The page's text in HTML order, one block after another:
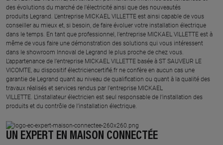
des évolutions du marché de l'électricité ainsi que des nouveautés
produits Legrand. L’entreprise MICKAEL VILLETTE est ainsi capable de vous
conseiller au mieux et, si besoin, de faire évoluer votre installation électrique
dans le temps. En tant que professionnel, l’entreprise MICKAEL VILLETTE est à
même de vous faire une démonstration des solutions qui vous intéressent
dans le showroom Innoval de Legrand le plus proche de chez vous.​
L’appartenance de l’entreprise MICKAEL VILLETTE basée à ST SAUVEUR LE
VICOMTE, au dispositif électriciencertifié.fr ne confère en aucun cas une
garantie de Legrand quant au niveau de qualification ou quant à la qualité des
travaux réalisés et services rendus par l’entreprise MICKAEL
VILLETTE. L’installateur électricien est seul responsable de l’installation des
produits et du contrôle de l’installation électrique.
UN EXPERT EN MAISON CONNECTÉE